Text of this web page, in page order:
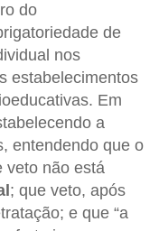
do
de
nos
estabelecimentos
Em
a
entendendo que o
veto não está
; que veto, após
e que “a